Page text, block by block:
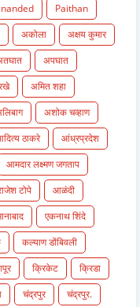
nanded
Paithan
अकोला
अक्षय कुमार
अपघात
अमित शहा
अशोक चव्हाण
ठाकरे
आंध्रप्रदेश
आमदार लक्ष्मण जगताप
टोपे
आळंदी
एकनाथ शिंदे
कल्याण डोंबिवली
क्रिकेट
क्रिडा
चंद्रपुर चंद्रपुर.